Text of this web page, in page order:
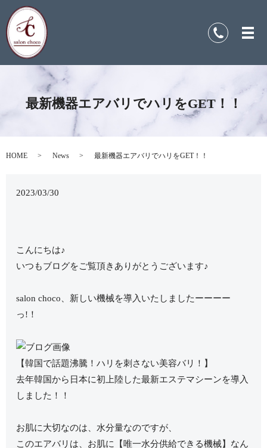
最新機器エアバリでハリをGET！！
HOME News 最新機器エアバリでハリをGET！！
2023/03/30
こんにちは♪
いつもブログをご覧頂きありがとうございます♪
salon choco、新しい機械を導入いたしましたーーーー
っ!！
【韓国で話題沸騰！ハリを刺さない美容バリ！】
去年韓国から日本に初上陸した最新エステマシーンを導入
しました！！
お肌に大切なのは、水分量なのですが、
このエアバリは、お肌に【唯一水分供給できる機械】なん